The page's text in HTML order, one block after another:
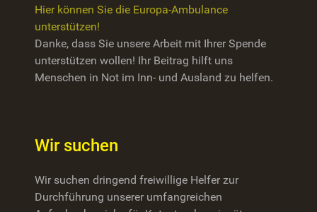
Hier können Sie die Europa-Ambulance
unterstützen!
Danke, dass Sie unsere Arbeit mit Ihrer Spende
unterstützen wollen! Ihr Beitrag hilft uns
Menschen in Not im Inn- und Ausland zu helfen.
Wir suchen
Wir suchen dringend freiwillige Helfer zur
Durchführung unserer umfangreichen